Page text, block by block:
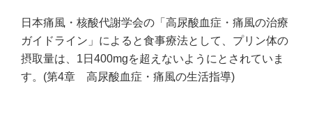
日本痛風・核酸代謝学会の「高尿酸血症・痛風の治療
ガイドライン」によると食事療法として、プリン体の
摂取量は、1日400mgを超えないようにとされていま
す。 (第4章 高尿酸血症・痛風の生活指導)